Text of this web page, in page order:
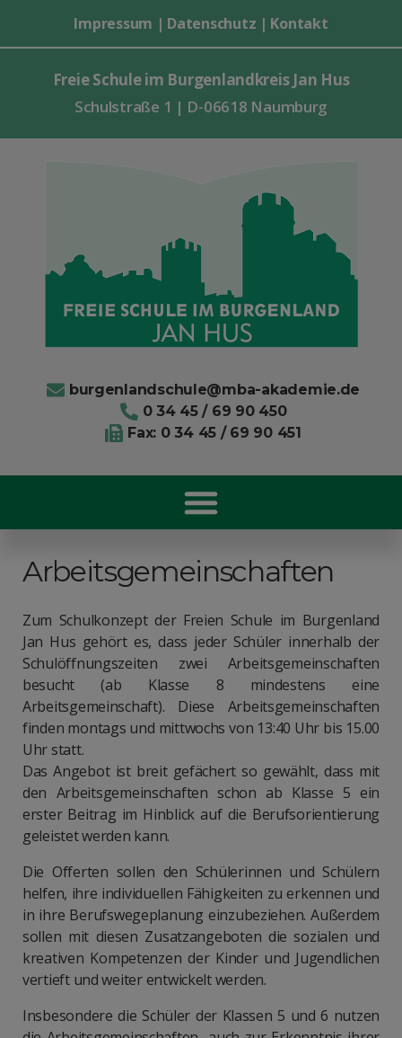
Freie Schule im Burgenlandkreis Jan Hus
Schulstraße 1 | D-06618 Naumburg
Impressum | Datenschutz | Kontakt
burgenlandschule@mba-akademie.de
0 34 45 / 69 90 450
Fax: 0 34 45 / 69 90 451
Arbeitsgemeinschaften
Zum Schulkonzept der Freien Schule im Burgenland
Jan Hus gehört es, dass jeder Schüler innerhalb der
Schulöffnungszeiten zwei Arbeitsgemeinschaften
besucht (ab Klasse 8 mindestens eine
Arbeitsgemeinschaft). Diese Arbeitsgemeinschaften
finden montags und mittwochs von 13:40 Uhr bis 15.00
Uhr statt.
Das Angebot ist breit gefächert so gewählt, dass mit
den Arbeitsgemeinschaften schon ab Klasse 5 ein
erster Beitrag im Hinblick auf die Berufsorientierung
geleistet werden kann.
Die Offerten sollen den Schülerinnen und Schülern
helfen, ihre individuellen Fähigkeiten zu erkennen und
in ihre Berufswegeplanung einzubeziehen. Außerdem
sollen mit diesen Zusatzangeboten die sozialen und
kreativen Kompetenzen der Kinder und Jugendlichen
vertieft und weiter entwickelt werden.
Insbesondere die Schüler der Klassen 5 und 6 nutzen